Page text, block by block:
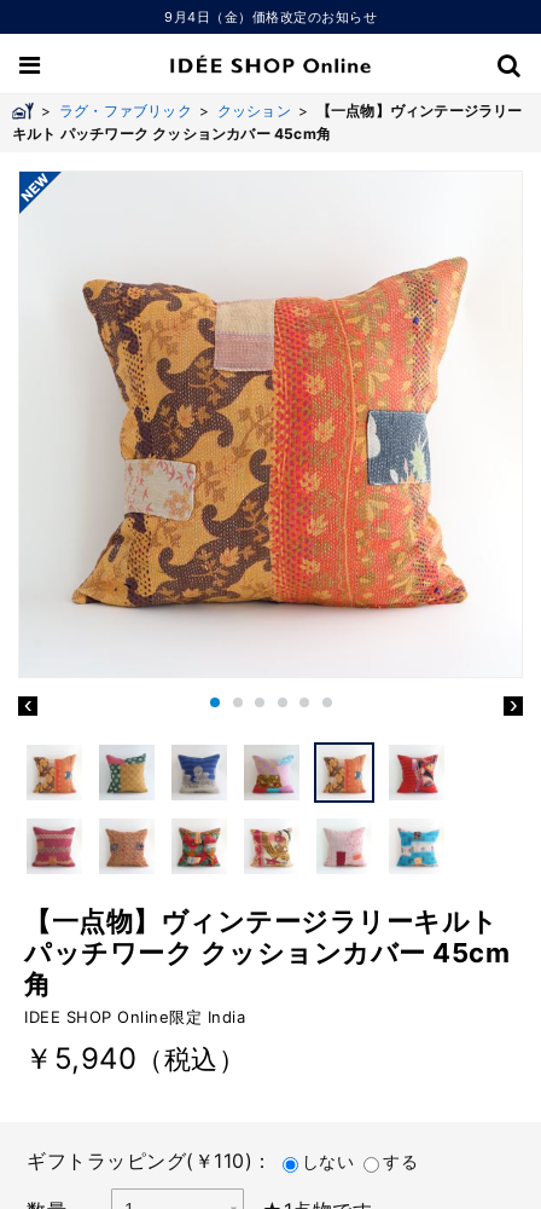
9月4日（金）価格改定のお知らせ
> ラグ・ファブリック > クッション >
【一点物】ヴィンテージラリー
キルト パッチワーク クッションカバー 45cm角
【一点物】ヴィンテージラリーキルト
パッチワーク クッションカバー 45cm
角
IDEE SHOP Online限定 India
￥5,940 （税込）
ギフトラッピング(￥110)： しない する